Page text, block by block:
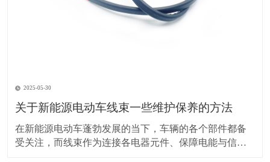
2025-05-30
关于新能源电动车线束一些维护保养的方法
在新能源电动车蓬勃发展的当下，车辆的各个部件都备
受关注，而线束作为连接各电器元件、保障电能与信号